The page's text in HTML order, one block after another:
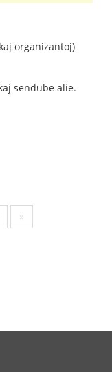
organizantoj)
sendube alie.
»